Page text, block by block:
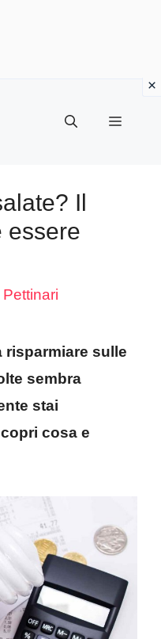
Menu
Il
essere
risparmiare sulle
sembra
stai
cosa e